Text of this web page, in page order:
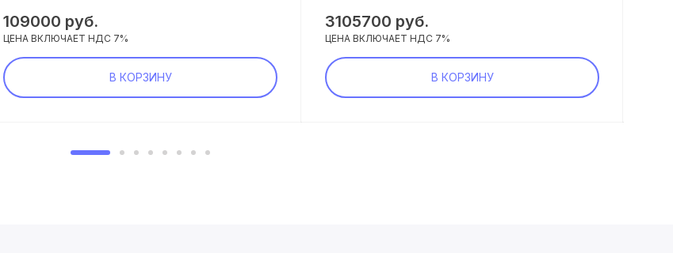
109000 руб.
ЦЕНА ВКЛЮЧАЕТ НДС 7%
В КОРЗИНУ
3105700 руб.
ЦЕНА ВКЛЮЧАЕТ НДС 7%
В КОРЗИНУ